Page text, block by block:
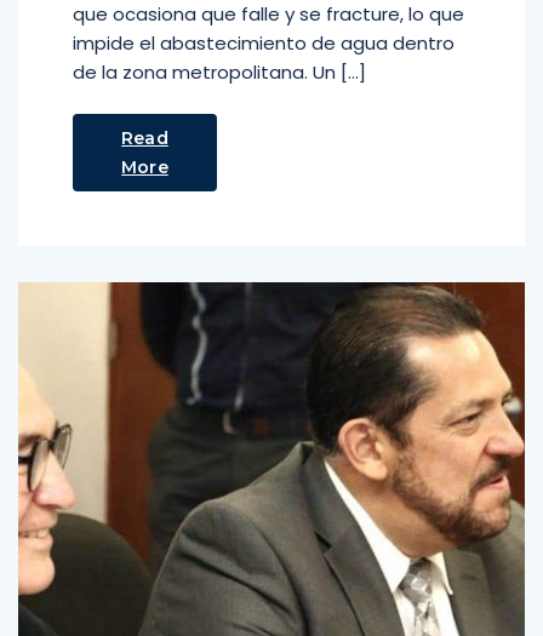
que ocasiona que falle y se fracture, lo que
impide el abastecimiento de agua dentro
de la zona metropolitana. Un […]
Read
More